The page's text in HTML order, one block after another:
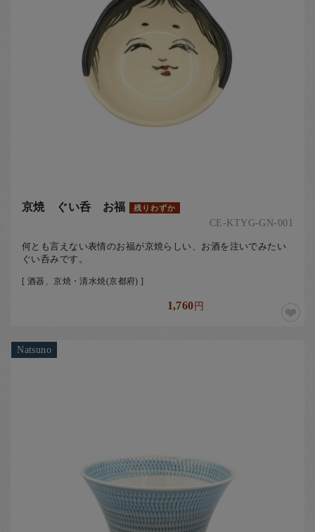
京焼 ぐい呑 お福 残りわずか
CE-KTYG-GN-001
何とも言えない表情のお福が京焼らしい、お酒を注いでみたい
ぐい呑みです。
[ 酒器、京焼・清水焼(京都府) ]
1,760円
Natsuno